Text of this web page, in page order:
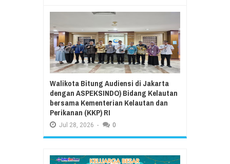
Walikota Bitung Audiensi di Jakarta
dengan ASPEKSINDO) Bidang Kelautan
bersama Kementerian Kelautan dan
Perikanan (KKP) RI
Jul 28, 2026 - 0